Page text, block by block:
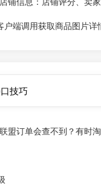
端调用获取商品图片详
技巧
盟订单会查不到？有时